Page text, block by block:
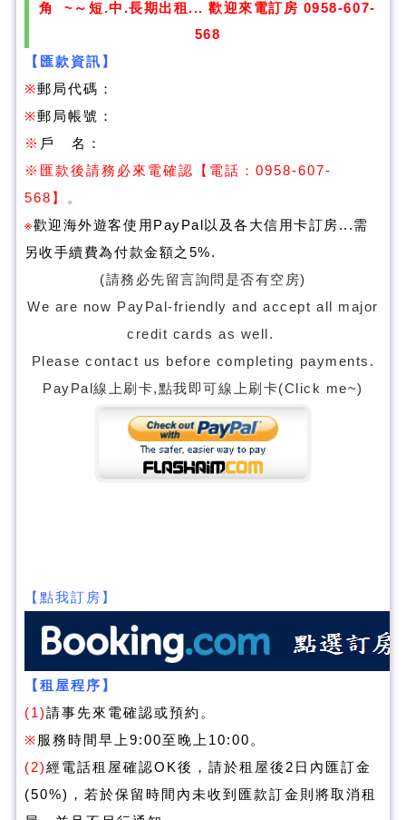
角 ~～短.中.長期出租... 歡迎來電訂房 0958-607-
568
【匯款資訊】
※郵局代碼：
※郵局帳號：
※ 戶 名：
※ 匯款後請務必來電確認
【電話：0958-607-
568】。
※歡迎海外遊客使用PayPal以及各大信用卡訂房...需
另收手續費為付款金額之5%.
(請務必先留言詢問是否有空房)
We are now PayPal-friendly and accept all major
credit cards as well.
Please contact us before completing payments.
PayPal線上刷卡,點我即可線上刷卡(Click me~)
【點我訂房】
【租屋程序】
(1)請事先來電確認或預約。
※服務時間早上9:00至晚上10:00。
(2)經電話租屋確認OK後，請於租屋後2日內匯訂金
(50%)，若於保留時間內未收到匯款訂金則將取消租